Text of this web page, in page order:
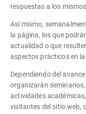
respuestas a los
Así mismo,
la página, los que
actualidad o que
aspectos prácticos en
Dependiendo del
organizarán
actividades
visitantes del sitio web,